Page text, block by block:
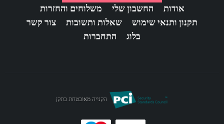
אודות החשבון שלי
משלוחים והחזרות
תקנון ותנאי שימוש
שאלות ותשובות
צור קשר
בלוג
התחברות
הקנייה מאובטחת בתקן